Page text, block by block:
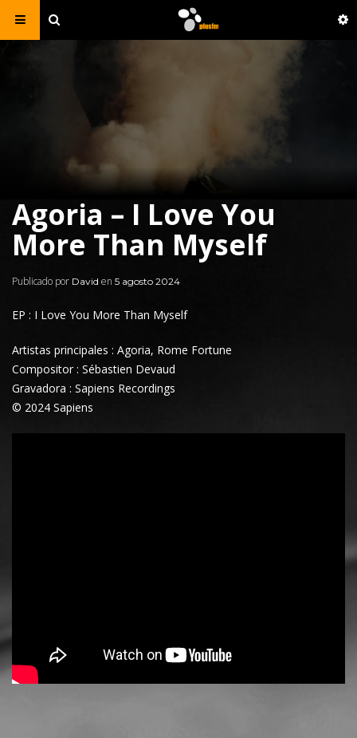
Agoria – I Love You
More Than Myself
Publicado por David en 5 agosto 2024
EP : I Love You More Than Myself
Artistas principales : Agoria, Rome Fortune
Compositor : Sébastien Devaud
Gravadora : Sapiens Recordings
© 2024 Sapiens